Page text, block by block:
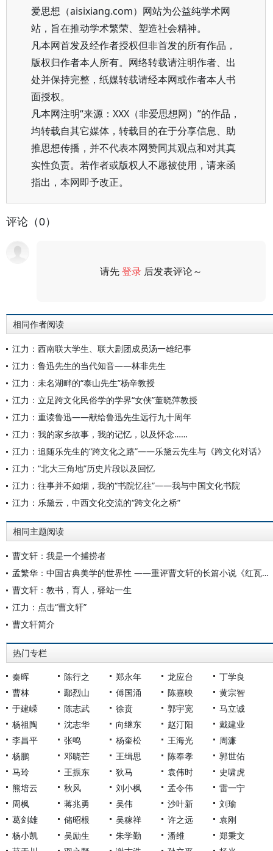
爱思想（aisixiang.com）网站为公益纯学术网
站，旨在推动学术繁荣、塑造社会精神。
凡本网首发及经作者授权但非首发的所有作品，
版权归作者本人所有。网络转载请注明作者、出
处并保持完整，纸媒转载请经本网或作者本人书
面授权。
凡本网注明“来源：XXX（非爱思想网）”的作品，
均转载自其它媒体，转载目的在于分享信息、助
推思想传播，并不代表本网赞同其观点和对其真
实性负责。若作者或版权人不愿被使用，请来函
指出，本网即予改正。
评论（0）
请先登录 后发表评论～
相同作者阅读
江力：西南联大学生、联大剧团成员汤一雄纪事
江力：鲁迅先生的当代知音——林非先生
江力：未名湖畔的“泰山先生”杨辛教授
江力：立足跨文化民俗学的学界“女侠”董晓萍教授
江力：重读鲁迅——献给鲁迅先生远行九十周年
江力：我的家乡故事，我的记忆，以及怀念……
江力：追随乐先生的“跨文化之路”——乐黛云先生与《跨文化对话》
江力：“北大三角地”历史片段以及回忆
江力：往事并不如烟，我的“书院忆往”——我与中国文化书院
江力：乐黛云，中西文化交流的“跨文化之桥”
相同主题阅读
曹文轩：我是一个捕捞者
孟繁华：中国古典美学的世界性 ——重评曹文轩的长篇小说《红瓦》《天瓢》
曹文轩：教书，育人，驿站一生
江力：点击“曹文轩”
曹文轩简介
热门专栏
秦晖 陈行之 郑永年 龙应台
丁学良
曹林
鄢烈山 傅国涌 陈嘉映
黄宗智
于建嵘
陈志武 徐贲 郭宇宽
马立诚
杨祖陶
沈志华 向继东 赵汀阳
戴建业
李昌平
张鸣 杨奎松 王海光
周濂
杨鹏
邓晓芒 王缉思 陈奉孝
郭世佑
马玲
王振东 狄马 袁伟时
史啸虎
熊培云
秋风 刘小枫 孟令伟
雷一宁
周枫
蒋兆勇 吴伟 沙叶新
刘瑜
葛剑雄
储昭根 吴稼祥 许之远
袁刚
杨小凯
吴励生 朱学勤 潘维
郑秉文